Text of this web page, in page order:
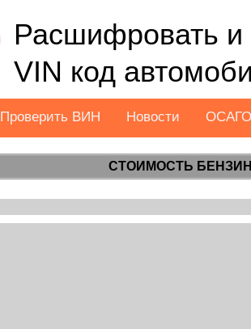
Расшифровать
VIN код
Проверить ВИН Новости ОСАГО
СТОИМОСТЬ